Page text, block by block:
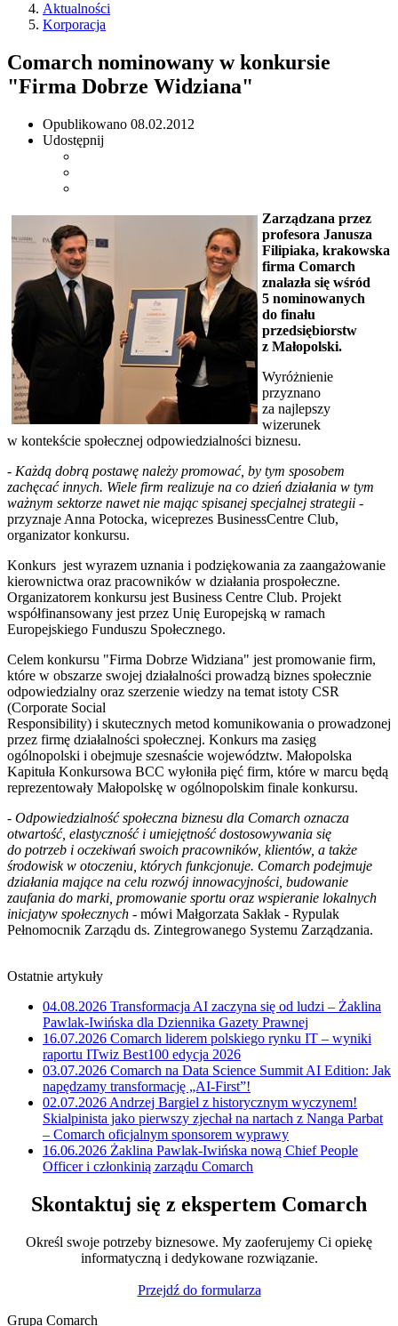
Aktualności
Korporacja
Comarch nominowany w konkursie
"Firma Dobrze Widziana"
Opublikowano 08.02.2012
Udostępnij
Zarządzana przez
profesora Janusza
Filipiaka, krakowska
firma Comarch
znalazła się wśród
5 nominowanych
do finału
przedsiębiorstw
z Małopolski.
Wyróżnienie
przyznano
za najlepszy
wizerunek
w kontekście społecznej odpowiedzialności biznesu.
- Każdą dobrą postawę należy promować, by tym sposobem
zachęcać innych. Wiele firm realizuje na co dzień działania w tym
ważnym sektorze nawet nie mając spisanej specjalnej strategii -
przyznaje Anna Potocka, wiceprezes BusinessCentre Club,
organizator konkursu.
Konkurs jest wyrazem uznania i podziękowania za zaangażowanie
kierownictwa oraz pracowników w działania prospołeczne.
Organizatorem konkursu jest Business Centre Club. Projekt
współfinansowany jest przez Unię Europejską w ramach
Europejskiego Funduszu Społecznego.
Celem konkursu "Firma Dobrze Widziana" jest promowanie firm,
które w obszarze swojej działalności prowadzą biznes społecznie
odpowiedzialny oraz szerzenie wiedzy na temat istoty CSR
(Corporate Social
Responsibility) i skutecznych metod komunikowania o prowadzonej
przez firmę działalności społecznej. Konkurs ma zasięg
ogólnopolski i obejmuje szesnaście województw. Małopolska
Kapituła Konkursowa BCC wyłoniła pięć firm, które w marcu będą
reprezentowały Małopolskę w ogólnopolskim finale konkursu.
- Odpowiedzialność społeczna biznesu dla Comarch oznacza
otwartość, elastyczność i umiejętność dostosowywania się
do potrzeb i oczekiwań swoich pracowników, klientów, a także
środowisk w otoczeniu, których funkcjonuje. Comarch podejmuje
działania mające na celu rozwój innowacyjności, budowanie
zaufania do marki, promowanie sportu oraz wspieranie lokalnych
inicjatyw społecznych - mówi Małgorzata Sakłak - Rypulak
Pełnomocnik Zarządu ds. Zintegrowanego Systemu Zarządzania.
Ostatnie artykuły
04.08.2026 Transformacja AI zaczyna się od ludzi – Żaklina
Pawlak-Iwińska dla Dziennika Gazety Prawnej
16.07.2026 Comarch liderem polskiego rynku IT – wyniki
raportu ITwiz Best100 edycja 2026
03.07.2026 Comarch na Data Science Summit AI Edition: Jak
napędzamy transformację „AI-First”!
02.07.2026 Andrzej Bargiel z historycznym wyczynem!
Skialpinista jako pierwszy zjechał na nartach z Nanga Parbat
– Comarch oficjalnym sponsorem wyprawy
16.06.2026 Żaklina Pawlak-Iwińska nową Chief People
Officer i członkinią zarządu Comarch
Skontaktuj się z ekspertem Comarch
Określ swoje potrzeby biznesowe. My zaoferujemy Ci opiekę
informatyczną i dedykowane rozwiązanie.
Przejdź do formularza
Grupa Comarch